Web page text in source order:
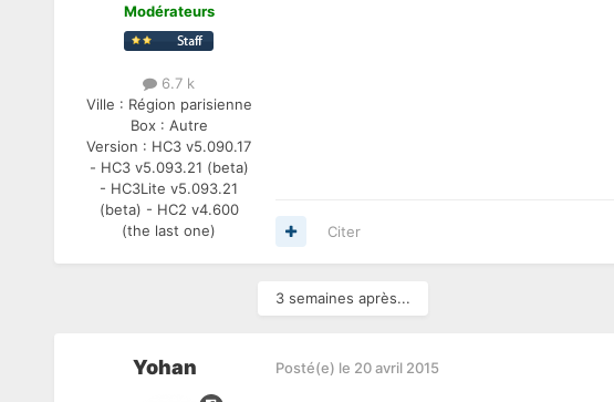
Modérateurs
6.7 k
Ville : Région parisienne
Box : Autre
Version : HC3 v5.090.17
- HC3 v5.093.21 (beta)
- HC3Lite v5.093.21
(beta) - HC2 v4.600
(the last one)
Citer
3 semaines après...
Yohan Posté(e) le 20 avril 2015